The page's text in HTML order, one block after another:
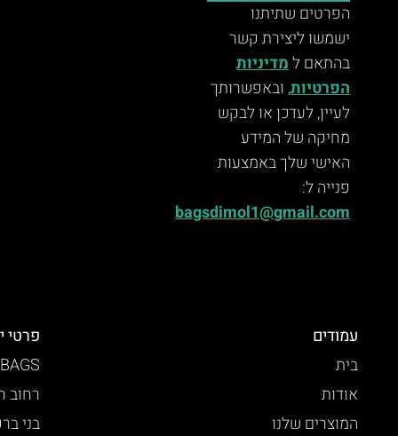
הפרטים שתיתנו
ישמשו ליצירת קשר
בהתאם למדיניות
הפרטיות, ובאפשרותך
לעיין, לעדכן או לבקש
מחיקה של המידע
האישי שלך באמצעות
פנייה ל:
bagsdimol1@gmail.com
עמודים
בית
אודות
המוצרים שלנו
פרטי
רחוב
בני